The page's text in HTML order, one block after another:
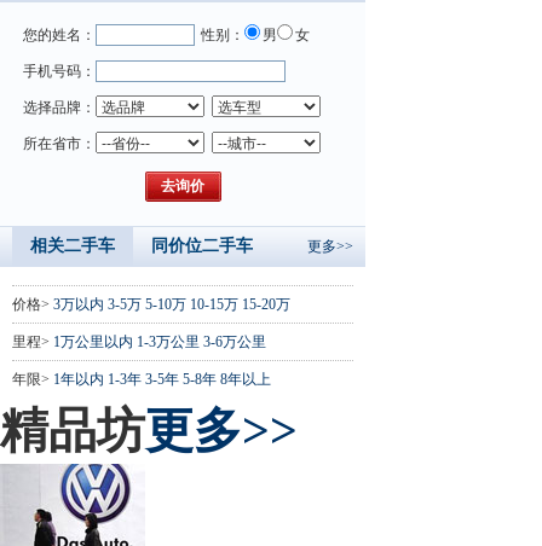
您的姓名： 性别： 男 女
手机号码：
选择品牌：
所在省市：
相关二手车 同价位二手车 更多>>
价格> 3万以内 3-5万 5-10万 10-15万 15-20万
里程> 1万公里以内 1-3万公里 3-6万公里
年限> 1年以内 1-3年 3-5年 5-8年 8年以上
精品坊更多>>